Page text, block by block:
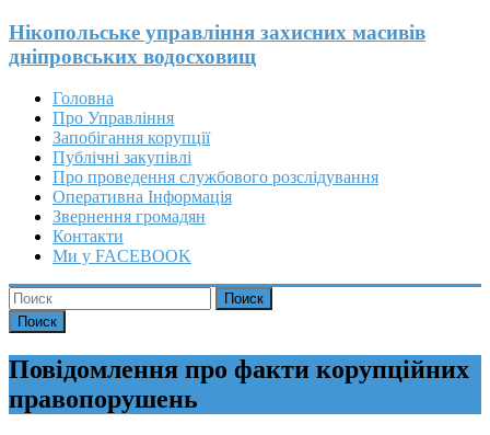
Перейти
содержимому
Нікопольське управління захисних масивів
дніпровських водосховищ
Головна
Про Управління
Запобігання корупції
Публічні закупівлі
Про проведення службового розслідування
Оперативна Інформація
Звернення громадян
Контакти
Ми у FACEBOOK
Поиск
Повідомлення про факти корупційних
правопорушень